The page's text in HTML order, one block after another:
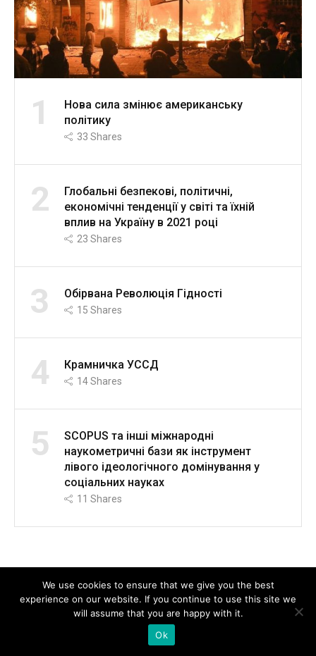
1
Нова сила змінює американську
політику
33 Shares
2
Глобальні безпекові, політичні,
економічні тенденції у світі та їхній
вплив на Україну в 2021 році
23 Shares
3 Обірвана Революція Гідності
15 Shares
4 Крамничка УССД
14Shares
5
SCOPUS та інші міжнародні
наукометричні бази як інструмент
лівого ідеологічного домінування у
соціальних науках
11 Shares
We use cookies to ensure that we give you the best
experience on our website. If you continue to use this site we
will assume that you are happy with it.
Ok